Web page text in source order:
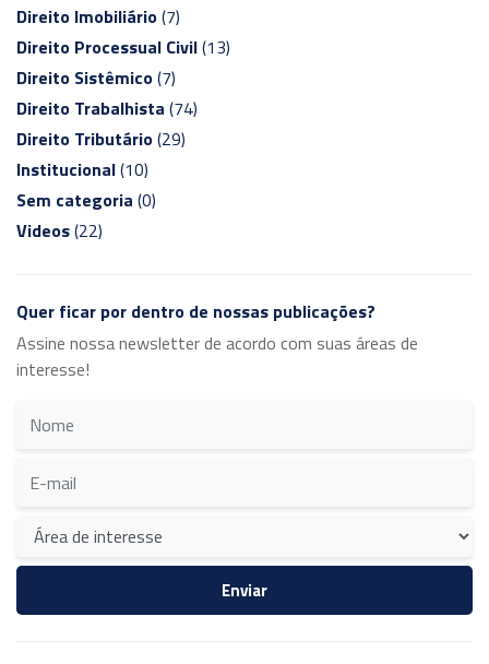
Direito Imobiliário(7)
Direito Processual Civil(13)
Direito Sistêmico(7)
Direito Trabalhista (74)
Direito Tributário(29)
Institucional(10)
Sem categoria (0)
Videos(22)
Quer ficar por dentro de nossas publicações?
Assine nossa newsletter de acordo com suas áreas de
interesse!